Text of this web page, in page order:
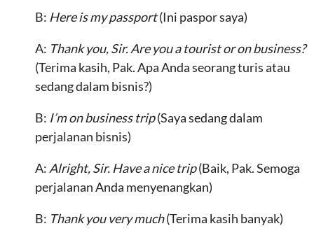
B: Here is my passport(Ini paspor saya)
A: Thank you, Sir. Are you a tourist or on business?
(Terima kasih, Pak. Apa Anda seorang turis atau
sedang dalam bisnis?)
B: I’m on business trip(Saya sedang dalam
perjalanan bisnis)
A: Alright, Sir. Have a nice trip(Baik, Pak. Semoga
perjalanan Anda menyenangkan)
B: Thank you very much(Terima kasih banyak)